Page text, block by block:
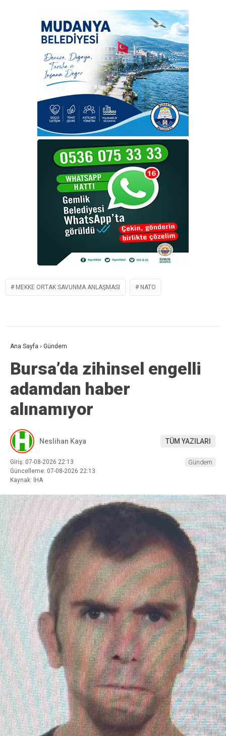
MEKKE ORTAK SAVUNMA ANLAŞMASI NATO
Ana Sayfa › Gündem
Bursa’da zihinsel engelli
adamdan haber
alınamıyor
Neslihan Kaya TÜM YAZILARI
Giriş: 07-08-2026 22:13
Güncelleme: 07-08-2026 22:13
Kaynak: İHA
Gündem